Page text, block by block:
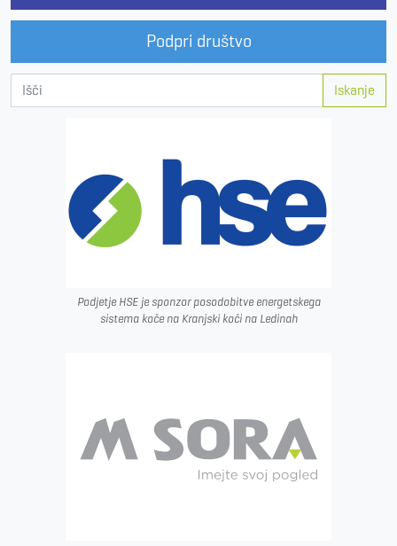
Podpri društvo
Iskanje
Podjetje HSE je sponzor posodobitve energetskega
sistema koče na Kranjski koči na Ledinah